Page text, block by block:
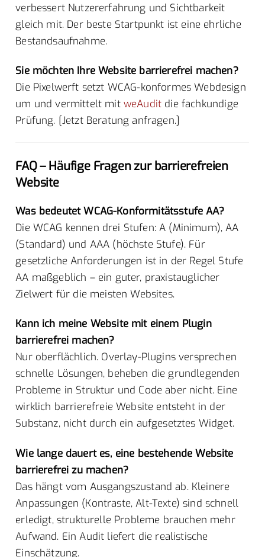
verbessert Nutzererfahrung und Sichtbarkeit
gleich mit. Der beste Startpunkt ist eine ehrliche
Bestandsaufnahme.
Sie möchten Ihre Website barrierefrei machen?
Die Pixelwerft setzt WCAG-konformes Webdesign
um und vermittelt mit weAudit die fachkundige
Prüfung. [Jetzt Beratung anfragen.]
FAQ – Häufige Fragen zur barrierefreien
Website
Was bedeutet WCAG-Konformitätsstufe AA?
Die WCAG kennen drei Stufen: A (Minimum), AA
(Standard) und AAA (höchste Stufe). Für
gesetzliche Anforderungen ist in der Regel Stufe
AA maßgeblich – ein guter, praxistauglicher
Zielwert für die meisten Websites.
Kann ich meine Website mit einem Plugin
barrierefrei machen?
Nur oberflächlich. Overlay-Plugins versprechen
schnelle Lösungen, beheben die grundlegenden
Probleme in Struktur und Code aber nicht. Eine
wirklich barrierefreie Website entsteht in der
Substanz, nicht durch ein aufgesetztes Widget.
Wie lange dauert es, eine bestehende Website
barrierefrei zu machen?
Das hängt vom Ausgangszustand ab. Kleinere
Anpassungen (Kontraste, Alt-Texte) sind schnell
erledigt, strukturelle Probleme brauchen mehr
Aufwand. Ein Audit liefert die realistische
Einschätzung.